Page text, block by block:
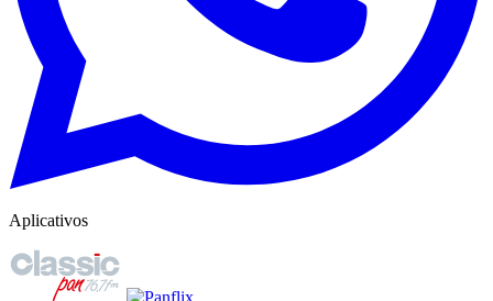
Aplicativos